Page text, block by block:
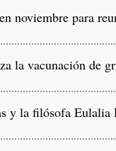
noviembre para
la vacunación de
y la filósofa Eulalia